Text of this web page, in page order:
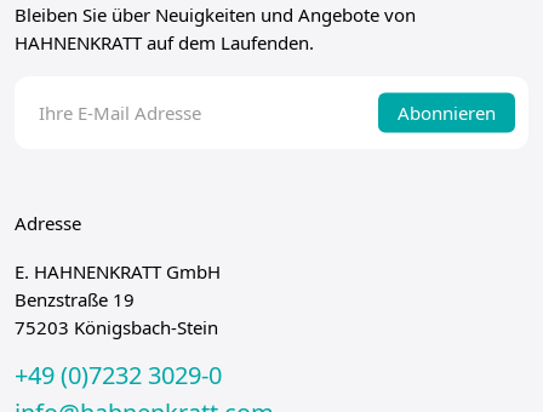
Bleiben Sie über Neuigkeiten und Angebote von
HAHNENKRATT auf dem Laufenden.
Abonnieren
Adresse
E. HAHNENKRATT GmbH
Benzstraße 19
75203 Königsbach-Stein
+49 (0)7232 3029-0